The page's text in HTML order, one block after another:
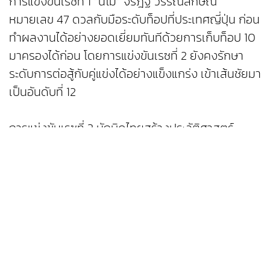
หมายเลข 47 ดวลกับมือระดับท็อปที่ประเทศญี่ปุ่น ก่อน
ทำผลงานได้อย่างยอดเยี่ยมทันทีด้วยการเก็บท็อป 10
มาครองได้ก่อน โดยการแข่งขันเรซที่ 2 ยังคงรักษา
ระดับการต่อสู้กับคู่แข่งได้อย่างแข็งแกร่ง เข้าเส้นชัยมา
เป็นอันดับที่ 12
การแข่งขันเรซที่ 3 นักบิดไทยสร้างประวัติศาสตร์